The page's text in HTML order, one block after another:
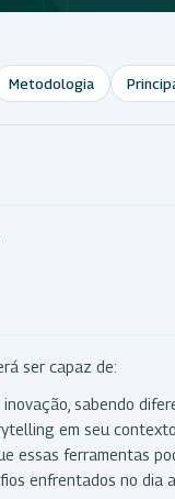
Metodologia
ser capaz de:
sabendo
em seu
essas ferramentas
enfrentados no dia